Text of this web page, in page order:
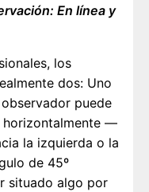
En línea y
los
dos: Uno
puede
horizontalmente —
la izquierda o la
de 45º
situado algo por